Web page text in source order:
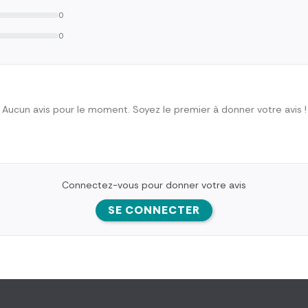
0
0
Aucun avis pour le moment. Soyez le premier à donner votre avis !
Connectez-vous pour donner votre avis
SE CONNECTER